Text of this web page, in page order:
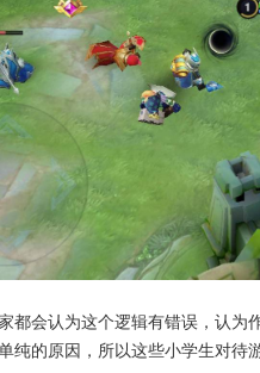
都会认为这个逻辑有错误，认
纯的原因，所以这些小学生对待